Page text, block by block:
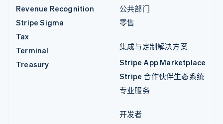
Revenue Recognition
Stripe Sigma
Tax
Terminal
Treasury
公共部门
零售
集成与定制解决方案
Stripe App Marketplace
Stripe 合作伙伴生态系统
专业服务
开发者